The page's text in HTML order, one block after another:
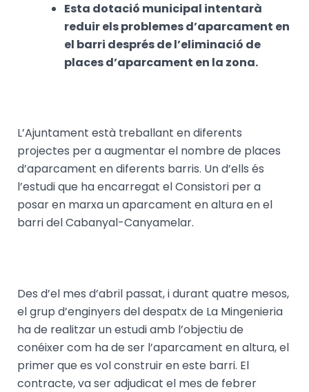
Esta dotació municipal intentarà
reduir els problemes d’aparcament en
el barri després de l’eliminació de
places d’aparcament en la zona.
L’Ajuntament està treballant en diferents
projectes per a augmentar el nombre de places
d’aparcament en diferents barris. Un d’ells és
l’estudi que ha encarregat el Consistori per a
posar en marxa un aparcament en altura en el
barri del Cabanyal-Canyamelar.
Des d’el mes d’abril passat, i durant quatre mesos,
el grup d’enginyers del despatx de La Mingenieria
ha de realitzar un estudi amb l’objectiu de
conéixer com ha de ser l’aparcament en altura, el
primer que es vol construir en este barri. El
contracte, va ser adjudicat el mes de febrer